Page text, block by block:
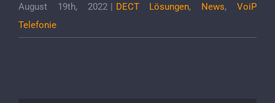
August 19th, 2022 | DECT Lösungen, News,VoiP
Telefonie